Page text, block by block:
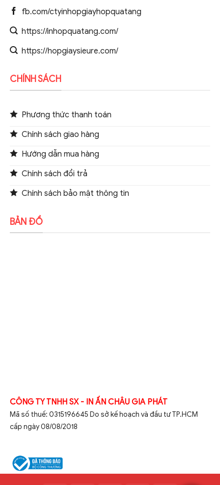
fb.com/ctyinhopgiayhopquatang
https://inhopquatang.com/
https://hopgiaysieure.com/
CHÍNH SÁCH
Phương thức thanh toán
Chính sách giao hàng
Hướng dẫn mua hàng
Chính sách đổi trả
Chính sách bảo mật thông tin
BẢN ĐỒ
CÔNG TY TNHH SX - IN ẤN CHÂU GIA PHÁT
Mã số thuế: 0315196645 Do sở kế hoạch và đầu tư TP.HCM
cấp ngày 08/08/2018